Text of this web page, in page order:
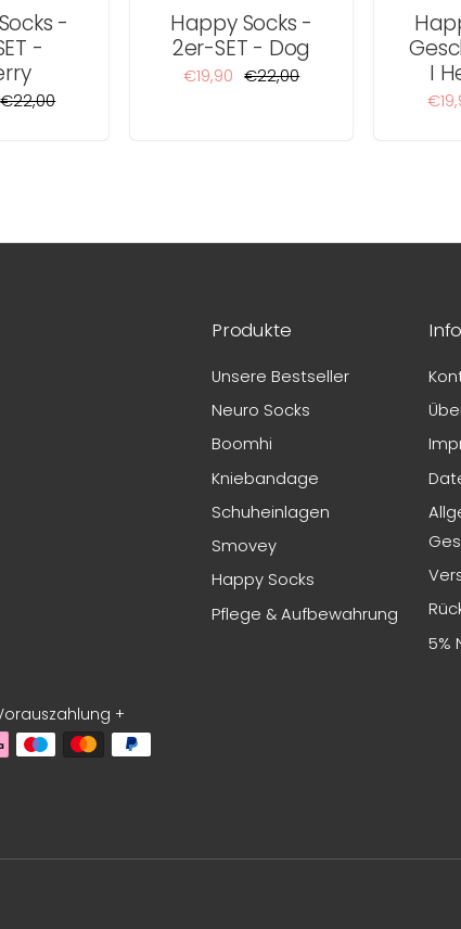
-
-
€22,00
Happy Socks -
2er-SET - Dog
€19,90 €22,00
I
+
Produkte
Unsere Bestseller
Neuro Socks
Boomhi
Kniebandage
Schuheinlagen
Smovey
Happy Socks
Pflege & Aufbewahrung
5%